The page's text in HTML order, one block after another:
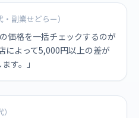
副業せどらー）
価格を一括チェックするのが
によって5,000円以上の差が
す。」